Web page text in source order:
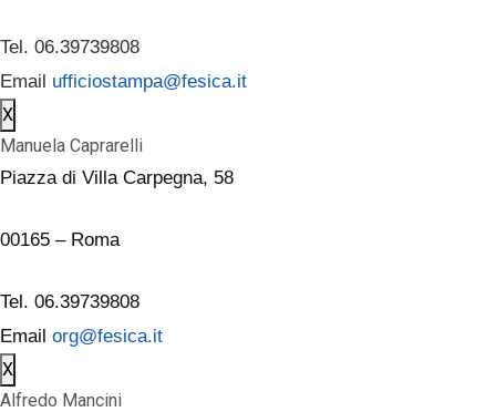
Tel. 06.39739808
Email ufficiostampa@fesica.it
X
Manuela Caprarelli
Piazza di Villa Carpegna, 58
00165 – Roma
Tel. 06.39739808
Email org@fesica.it
X
Alfredo Mancini